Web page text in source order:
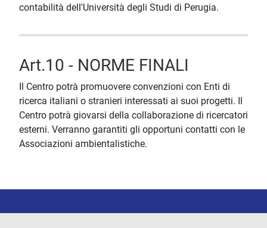
contabilità dell'Università degli Studi di Perugia.
Art.10 - NORME FINALI
Il Centro potrà promuovere convenzioni con Enti di
ricerca italiani o stranieri interessati ai suoi progetti. Il
Centro potrà giovarsi della collaborazione di ricercatori
esterni. Verranno garantiti gli opportuni contatti con le
Associazioni ambientalistiche.